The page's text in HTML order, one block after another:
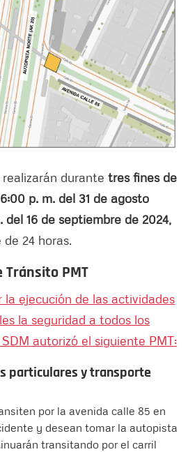
durante tres fines de
p. m. del 31 de agosto
16 de septiembre de 2024,
24 horas.
Tránsito PMT
ejecución de las actividades
la seguridad a todos los
autorizó el siguiente PMT:
particulares y transporte
por la avenida calle 85 en
y desean tomar la autopista
transitando por el carril